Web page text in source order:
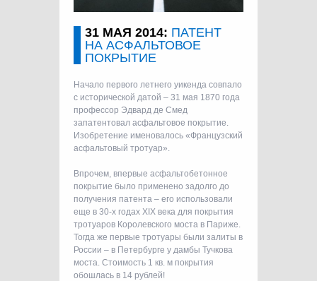
31 МАЯ 2014: ПАТЕНТ
НА АСФАЛЬТОВОЕ
ПОКРЫТИЕ
Начало первого летнего уикенда совпало
с исторической датой – 31 мая 1870 года
профессор Эдвард де Смед
запатентовал асфальтовое покрытие.
Изобретение именовалось «Французский
асфальтовый тротуар».
Впрочем, впервые асфальтобетонное
покрытие было применено задолго до
получения патента – его использовали
еще в 30-х годах XIX века для покрытия
тротуаров Королевского моста в Париже.
Тогда же первые тротуары были залиты в
России – в Петербурге у дамбы Тучкова
моcта. Стоимость 1 кв. м покрытия
обошлась в 14 рублей!